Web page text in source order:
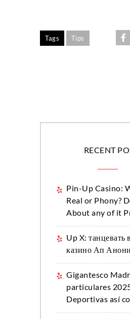
RECENT
Pin-Up Casino:
Real or Phony?
About any of it
Up X: танцевать
казино Ап
Gigantesco
particulares
Deportivas así­
Tags Tips